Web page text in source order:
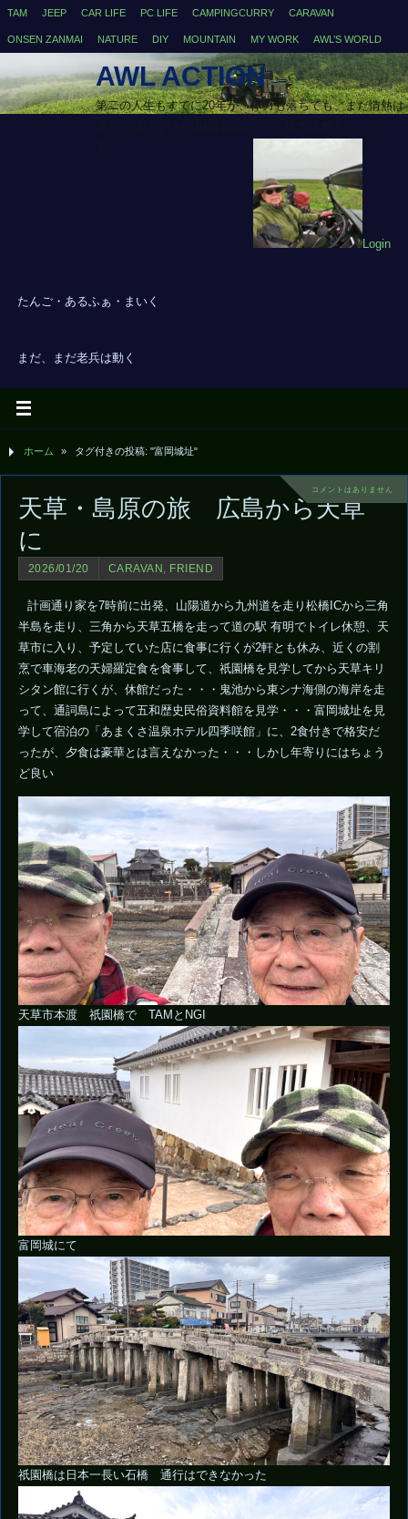
TAM JEEP CAR LIFE PC LIFE CAMPINGCURRY CARAVAN
ONSEN ZANMAI NATURE DIY MOUNTAIN MY WORK AWL’S WORLD
AWL ACTION
第二の人生もすでに20年が、体力も落ちても、まだ情熱は
Login
たんご・あるふぁ・まいく
まだ、まだ老兵は動く
ホーム » タグ付きの投稿: "富岡城址"
コメントはありません
天草・島原の旅 広島から天草
に
2026/01/20 CARAVAN , FRIEND
計画通り家を7時前に出発、山陽道から九州道を走り松橋ICから三角
半島を走り、三角から天草五橋を走って道の駅 有明でトイレ休憩、天
草市に入り、予定していた店に食事に行くが2軒とも休み、近くの割
烹で車海老の天婦羅定食を食事して、祇園橋を見学してから天草キリ
シタン館に行くが、休館だった・・・鬼池から東シナ海側の海岸を走
って、通詞島によって五和歴史民俗資料館を見学・・・富岡城址を見
学して宿泊の「あまくさ温泉ホテル四季咲館」に、2食付きで格安だ
ったが、夕食は豪華とは言えなかった・・・しかし年寄りにはちょう
ど良い
天草市本渡 祇園橋で TAMとNGI
富岡城にて
祇園橋は日本一長い石橋 通行はできなかった